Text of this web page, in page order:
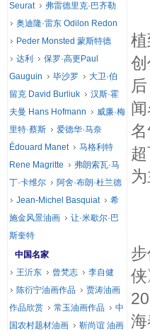
为
Seurat
弗雷德里克·巴齐勒
奥迪隆·雷东 Odilon Redon
Peder Monsted 蒙斯特德
达利
保罗·高更Paul
Gauguin
毕沙罗
大卫·伯
留克 David Burliuk
汉斯·霍
夫曼 Hans Hofmann
威廉·梅
里特·蔡斯
爱德华·马奈
Édouard Manet
马格利特
Rene Magritte
弗朗索瓦·马
丁·卡维尔
阿舍·布朗·杜兰德
Jean-Michel Basquiat
希
施金风景油画
让·米歇尔·巴
斯奎特
中国名家
王沂东
曾梵志
李自健
陈衍宁油画作品
贾涛油画
作品欣赏
常玉油画作品
中
国农村题材油画
靳尚谊 油画